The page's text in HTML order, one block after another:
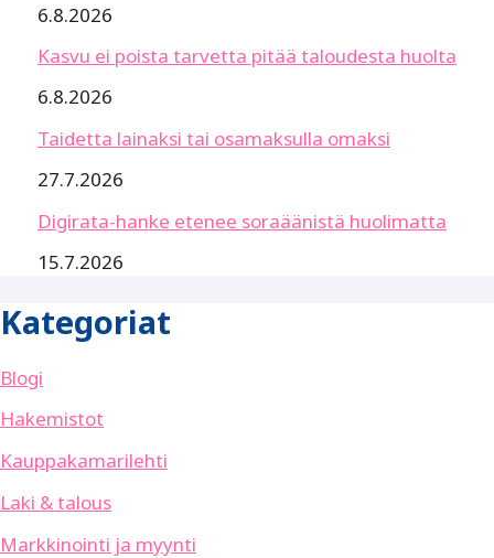
6.8.2026
Kasvu ei poista tarvetta pitää taloudesta huolta
6.8.2026
Taidetta lainaksi tai osamaksulla omaksi
27.7.2026
Digirata-hanke etenee soraäänistä huolimatta
15.7.2026
Kategoriat
Blogi
Hakemistot
Kauppakamarilehti
Laki & talous
Markkinointi ja myynti